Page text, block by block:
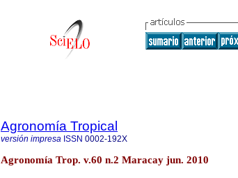
Agronomía Tropical
versión impresa ISSN 0002-192X
Agronomía Trop. v.60 n.2 Maracay jun. 2010